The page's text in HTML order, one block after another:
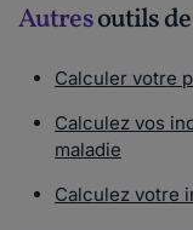
Autresoutils
Calculer votre
Calculez vos
maladie
Calculez votre